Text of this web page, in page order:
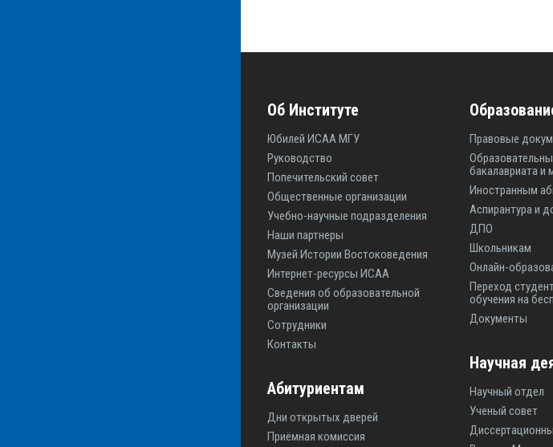
Об Институте
Юбилей ИСАА МГУ
Руководство
Попечительский совет
Общественные организации
Учебно-научные подразделения
Наши партнеры
Музей Истории Востоковедения
Интернет-ресурсы ИСАА
Сведения об образовательной
организации
Сотрудники
Контакты
Абитуриентам
Дни открытых дверей
Приёмная комиссия
Правовые
бакалавриата и
Иностранным
Аспирантура и
ДПО
Школьникам
Онлайн-
Переход
обучения на
Документы
Научная
Научный отдел
Ученый совет